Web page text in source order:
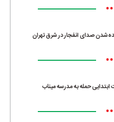
صدای انفجار در شرق تهران
ابتدایی حمله به مدرسه میناب